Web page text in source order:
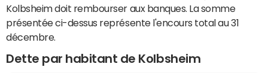
Kolbsheim doit rembourser aux banques. La somme
présentée ci-dessus représente l'encours total au 31
décembre.
Dette par habitant de Kolbsheim